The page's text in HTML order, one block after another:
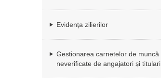
Evidența zilierilor
Gestionarea carnetelor de muncă
neverificate de angajatori și titulari